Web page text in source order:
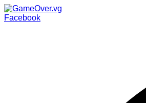
Facebook